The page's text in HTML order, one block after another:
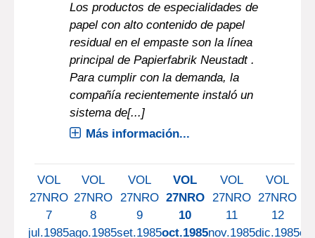
Los productos de especialidades de
papel con alto contenido de papel
residual en el empaste son la línea
principal de Papierfabrik Neustadt .
Para cumplir con la demanda, la
compañía recientemente instaló un
sistema de[...]
Más información...
VOL
27NRO
7
jul.1985
VOL
27NRO
8
ago.1985
VOL
27NRO
9
set.1985
VOL
27NRO
10
oct.1985
VOL
27NRO
11
nov.1985
VOL
27NRO
12
dic.1985